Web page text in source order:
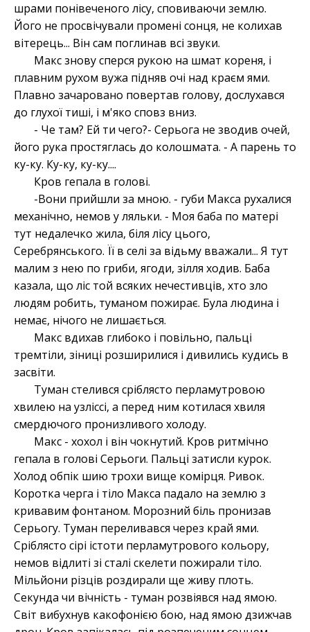
шрами понівеченого лісу, сповиваючи землю.
Його не просвічували промені сонця, не колихав
вітерець... Він сам поглинав всі звуки.
Макс знову сперся рукою на шмат кореня, і
плавним рухом вужа підняв очі над краєм ями.
Плавно зачаровано повертав голову, дослухався
до глухої тиші, і м'яко сповз вниз.
- Че там? Ей ти чего?- Серьога не зводив очей,
його рука простяглась до колошмата. - А парень то
ку-ку. Ку-ку, ку-ку....
Кров гепала в голові.
-Вони прийшли за мною. - губи Макса рухалися
механічно, немов у ляльки. - Моя баба по матері
тут недалечко жила, біля лісу цього,
Серебрянського. Її в селі за відьму вважали... Я тут
малим з нею по гриби, ягоди, зілля ходив. Баба
казала, що ліс той всяких нечестивців, хто зло
людям робить, туманом пожирає. Була людина і
немає, нічого не лишається.
Макс вдихав глибоко і повільно, пальці
тремтіли, зіниці розширилися і дивились кудись в
засвіти.
Туман стелився сріблясто перламутровою
хвилею на узліссі, а перед ним котилася хвиля
смердючого пронизливого холоду.
Макс - хохол і він чокнутий. Кров ритмічно
гепала в голові Серьоги. Пальці затисли курок.
Холод обпік шию трохи вище комірця. Ривок.
Коротка черга і тіло Макса падало на землю з
кривавим фонтаном. Морозний біль пронизав
Серьогу. Туман переливався через край ями.
Сріблясто сірі істоти перламутрового кольору,
немов відлиті зі сталі скелети пожирали тіло.
Мільйони різців роздирали ще живу плоть.
Секунда чи вічність - туман розвіявся над ямою.
Світ вибухнув какофонією бою, над ямою дзижчав